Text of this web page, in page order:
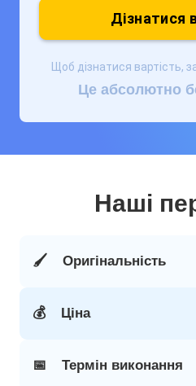
Дізнатися
Щоб дізнатися вартість,
Це абсолютно
Наші
🖌️ Оригінальність
💰 Ціна
📅 Термін виконання